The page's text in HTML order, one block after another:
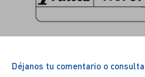
Déjanos tu comentario o consulta